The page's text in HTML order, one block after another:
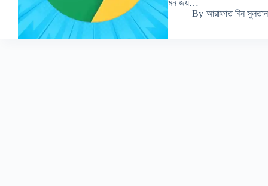
মন জয়…
By আরাফাত বিন সুলতান